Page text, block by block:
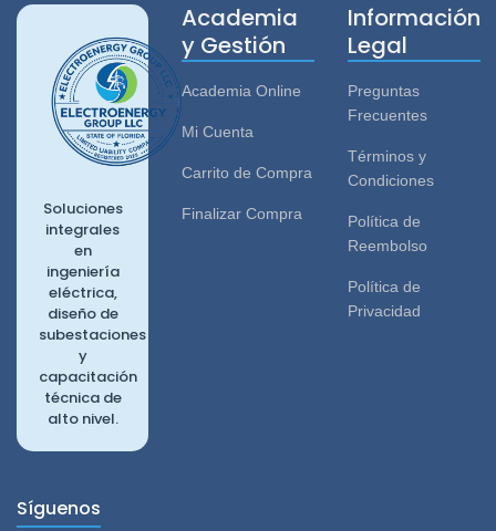
Soluciones
integrales
en
ingeniería
eléctrica,
diseño de
subestaciones
y
capacitación
técnica de
alto nivel.
Academia
y Gestión
Academia Online
Mi Cuenta
Carrito de Compra
Finalizar Compra
Información
Legal
Preguntas
Frecuentes
Términos y
Condiciones
Política de
Reembolso
Política de
Privacidad
Síguenos